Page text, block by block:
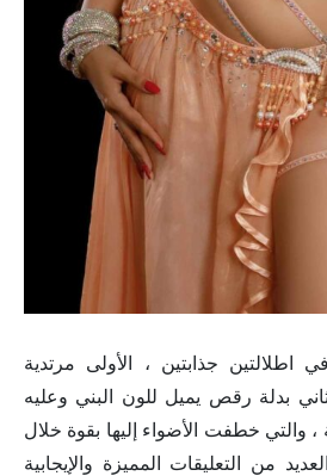
اطلالتين جذابتين ، الأولى مرتدية
بدلة رقص يميل للون البني وعليه
والتي خطفت الأضواء إليها بقوة خلال
من التعليقات المميزة والإيجابية